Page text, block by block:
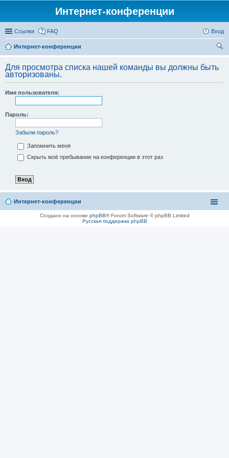
Интернет-конференции
Ссылки FAQ Вход
Интернет-конференции
ск
Для просмотра списка нашей команды вы должны быть
авторизованы.
Имя пользователя:
Пароль:
Забыли пароль?
Запомнить меня
Скрыть моё пребывание на конференции в этот раз
Интернет-конференции
Создано на основе phpBB® Forum Software © phpBB Limited
Русская поддержка phpBB